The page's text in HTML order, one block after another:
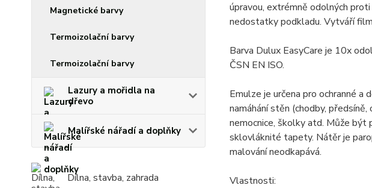
Magnetické barvy
Termoizolační barvy
Termoizolační barvy
Lazury a mořidla na
dřevo
Malířské nářadí a doplňky
Dílna, stavba, zahrada
úpravou, extrémně odolných
nedostatky podkladu. Vytváří
Barva Dulux EasyCare je 10x
ČSN EN ISO.
Emulze je určena pro ochranné
namáhání stěn (chodby,
nemocnice, školky atd. Může být
sklovláknité tapety. Nátěr je
malování neodkapává.
Vlastnosti: